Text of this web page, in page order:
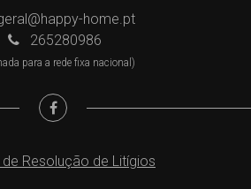
home.pt
265280986
para a rede fixa nacional)
Resolução de Litígios